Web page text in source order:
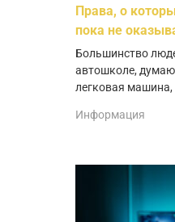
Права, о
пока не
Большинство
автошколе,
легковая машина,
Информация